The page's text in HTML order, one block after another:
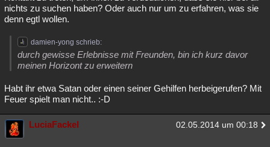
nichts zu suchen haben? Oder auch nur um zu erfahren, was sie
denn egtl wollen.
damien-yong schrieb:
durch gewisse Erlebnisse mit Freunden, bin ich kurz davor
meinen Horizont zu erweitern
Habt ihr etwa Satan oder einen seiner Gehilfen herbeigerufen? Mit
Feuer spielt man nicht.. :-D
LuciaFackel 02.05.2014 um 00:18